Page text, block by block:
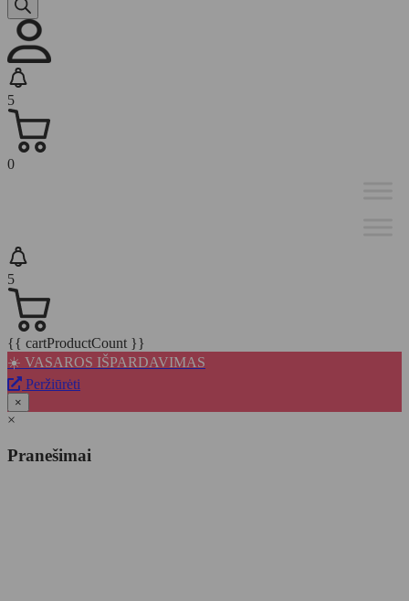
5
0
5
{{ cartProductCount }}
☀️ VASAROS IŠPARDAVIMAS
Peržiūrėti
×
×
Pranešimai